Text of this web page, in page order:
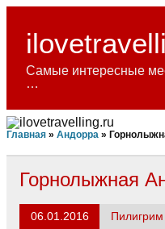
Skip
content
Самые интересные
…
Главная » Андорра »
Горнолыжная
06.01.2016 Пилигрим